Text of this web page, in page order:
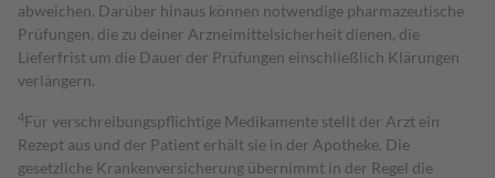
abweichen. Darüber hinaus können notwendige pharmazeutische
Prüfungen, die zu deiner Arzneimittelsicherheit dienen, die
Lieferfrist um die Dauer der Prüfungen einschließlich Klärungen
verlängern.
4Für verschreibungspflichtige Medikamente stellt der Arzt ein
Rezept aus und der Patient erhält sie in der Apotheke. Die
gesetzliche Krankenversicherung übernimmt in der Regel die